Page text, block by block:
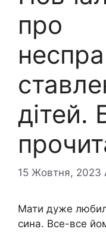
про
дітей.
15 Жовтня, 2023
Мати дуже
сина. Все-все